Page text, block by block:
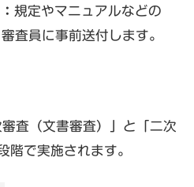
規定やマニュアルなどの
査員に事前送付します。
査（文書審査）」と「二次
階で実施されます。